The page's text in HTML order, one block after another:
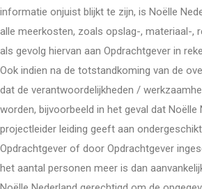
informatie onjuist blijkt te zijn, is Noëlle
alle meerkosten, zoals opslag-, materiaal-,
als gevolg hiervan aan Opdrachtgever in
Ook indien na de totstandkoming van de
dat de verantwoordelijkheden /
worden, bijvoorbeeld in het geval dat Noëlle
projectleider leiding geeft aan
Opdrachtgever of door Opdrachtgever
het aantal personen meer is dan